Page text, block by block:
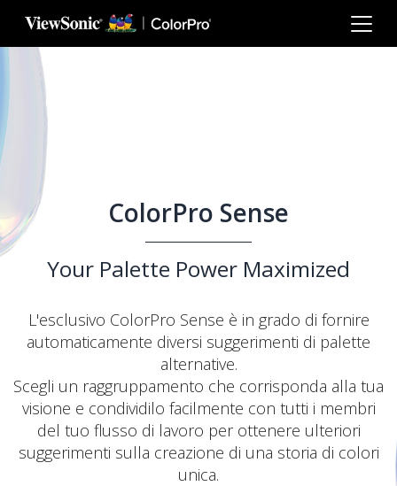
Skip to main content
ColorPro Sense
Your Palette Power Maximized
L'esclusivo ColorPro Sense è in grado di fornire
automaticamente diversi suggerimenti di palette
alternative.
Scegli un raggruppamento che corrisponda alla tua
visione e condividilo facilmente con tutti i membri
del tuo flusso di lavoro per ottenere ulteriori
suggerimenti sulla creazione di una storia di colori
unica.